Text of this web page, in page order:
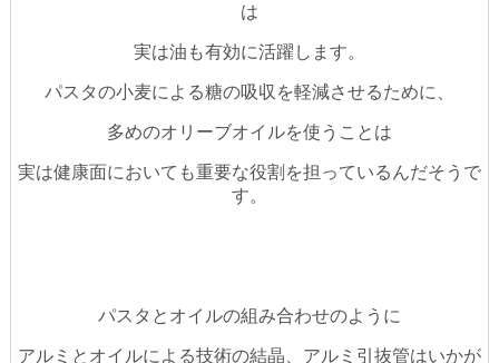
は
実は油も有効に活躍します。
パスタの小麦による糖の吸収を軽減させるために、
多めのオリーブオイルを使うことは
実は健康面においても重要な役割を担っているんだそうで
す。
パスタとオイルの組み合わせのように
アルミとオイルによる技術の結晶、アルミ引抜管はいかが